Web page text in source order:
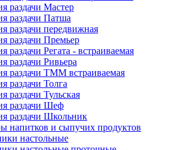
раздачи Мастер
раздачи Патша
раздачи передвижная
раздачи Премьер
раздачи Регата - встраиваемая
раздачи Ривьера
раздачи ТММ встраиваемая
раздачи Толга
раздачи Тульская
раздачи Шеф
раздачи Школьник
напитков и сыпучих продуктов
настольные